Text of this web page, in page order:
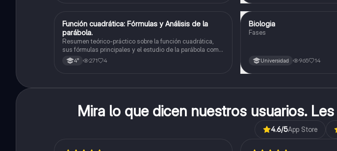
Matemáticas
Función cuadrática: Fórmulas y Análisis de la
parábola.
Resumen teórico-práctico sobre la función cuadrática,
sus fórmulas principales y el estudio de la parábola como
representación gráfica.Incluye desarrollo de la forma
general, cálculo de raíces, vértice y elementos
4° 271 4
Biología
Biologia
Fases
Universidad 965 14
Mira lo que dicen nuestros usuarios.
4.6/5App Store